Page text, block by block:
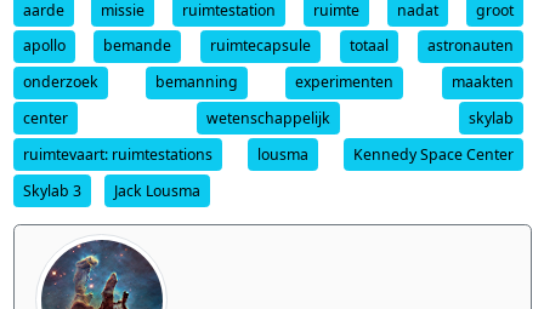
aarde missie ruimtestation ruimte nadat
groot
apollo
bemande ruimtecapsule totaal
astronauten
onderzoek
bemanning experimenten
maakten
center
wetenschappelijk
skylab
ruimtevaart: ruimtestations
lousma
Kennedy Space Center
Skylab 3
Jack Lousma